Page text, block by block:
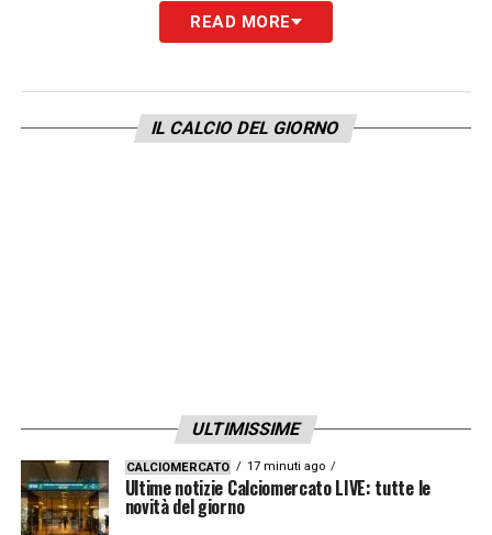
READ MORE
IL CALCIO DEL GIORNO
ULTIMISSIME
CALCIOMERCATO 17 minuti ago
Ultime notizie Calciomercato LIVE: tutte le
novità del giorno